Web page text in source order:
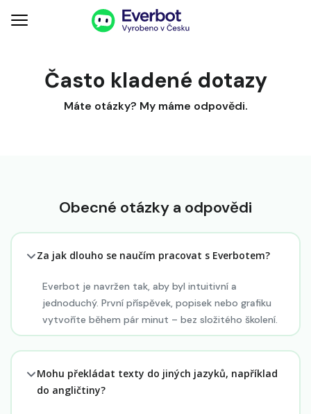
Často kladené dotazy
Máte otázky? My máme odpovědi.
Obecné otázky a odpovědi
Za jak dlouho se naučím pracovat s Everbotem?
Everbot je navržen tak, aby byl intuitivní a
jednoduchý. První příspěvek, popisek nebo grafiku
vytvoříte během pár minut – bez složitého školení.
Mohu překládat texty do jiných jazyků, například
do angličtiny?